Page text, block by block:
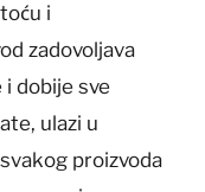
i
zadovoljava
dobije sve
ulazi u
proizvoda